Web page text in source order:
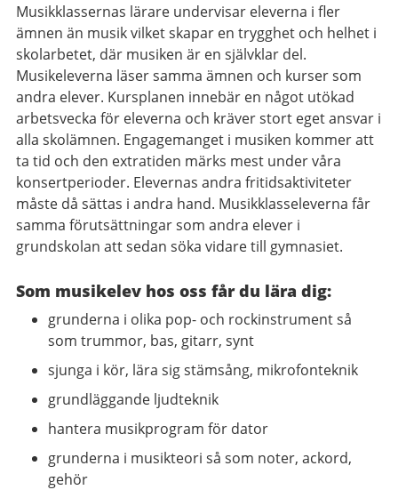
Musikklassernas lärare undervisar eleverna i fler
ämnen än musik vilket skapar en trygghet och helhet i
skolarbetet, där musiken är en självklar del.
Musikeleverna läser samma ämnen och kurser som
andra elever. Kursplanen innebär en något utökad
arbetsvecka för eleverna och kräver stort eget ansvar i
alla skolämnen. Engagemanget i musiken kommer att
ta tid och den extratiden märks mest under våra
konsertperioder. Elevernas andra fritidsaktiviteter
måste då sättas i andra hand. Musikklasseleverna får
samma förutsättningar som andra elever i
grundskolan att sedan söka vidare till gymnasiet.
Som musikelev hos oss får du lära dig:
grunderna i olika pop- och rockinstrument så
som trummor, bas, gitarr, synt
sjunga i kör, lära sig stämsång, mikrofonteknik
grundläggande ljudteknik
hantera musikprogram för dator
grunderna i musikteori så som noter, ackord,
gehör